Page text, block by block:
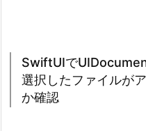
SwiftUIで
選択したファイルが
か確認